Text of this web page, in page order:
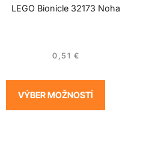
LEGO Bionicle 32173 Noha
0,51 €
VÝBER MOŽNOSTÍ